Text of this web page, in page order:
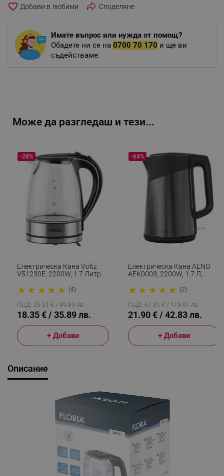
favorite_border Споделяне
Имате въпрос или нужда от помощ?
Обадете ни се на 0700 70 170 и ще ви
съдействаме.
Може да разгледаш и тези...
Електрическа Кана Voltz
V51230E, 2200W, 1.7 Литра
★ ★ ★ ★ ★ (4)
-28%
ПЦД: 25.51 € / 49.89 лв.
18.35 € / 35.89 лв.
+ Добави
Електрическа Кана AENO
AEK0003, 2200W, 1.7 Л,
Стени, Защита От
Прегряване, Графит/черен
★ ★ ★ ★ ★ (2)
-64%
ПЦД: 61.31 € / 119.91 лв.
21.90 € / 42.83 лв.
+ Добави
Описание